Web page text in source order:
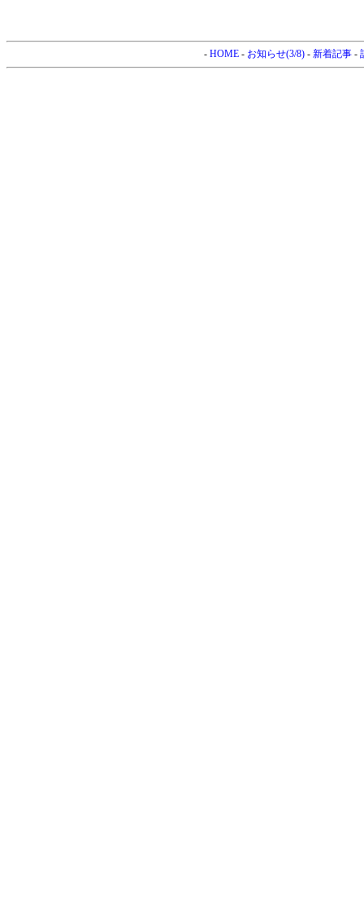
- HOME- お知らせ(3/8)- 新着記事-